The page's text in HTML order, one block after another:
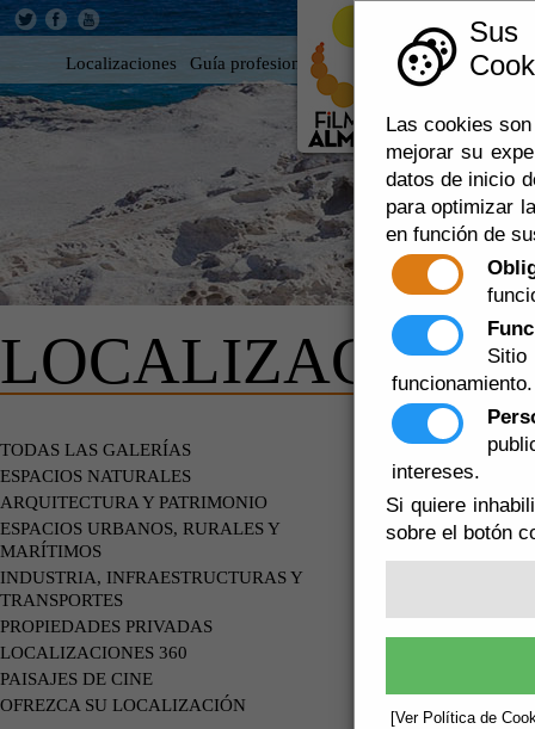
Las cookies
mejorar su
datos de inicio
para optimizar
en función de
funcionamiento.
intereses.
Si quiere
sobre el botón
[Ver Política de
Localizaciones Guía profesional Rodar en Almería 360
TODAS LAS GALERÍAS
ESPACIOS NATURALES
ARQUITECTURA Y PATRIMONIO
ESPACIOS URBANOS, RURALES Y
MARÍTIMOS
INDUSTRIA, INFRAESTRUCTURAS Y
TRANSPORTES
PROPIEDADES PRIVADAS
LOCALIZACIONES 360
PAISAJES DE CINE
OFREZCA SU LOCALIZACIÓN